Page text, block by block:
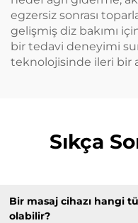
egzersiz sonrası
gelişmiş diz bakımı
bir tedavi deneyimi
teknolojisinde ileri bir
Sıkça
Bir masaj cihazı hangi
olabilir?